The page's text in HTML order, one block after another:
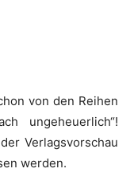
von den Reihen
ungeheuerlich“!
Verlagsvorschau
werden.